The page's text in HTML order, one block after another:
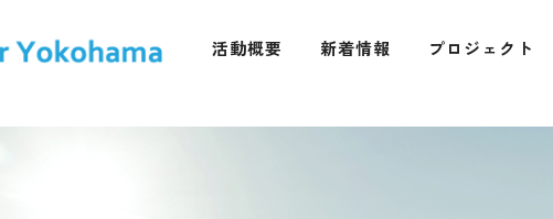
活動概要 新着情報 プロジェクト